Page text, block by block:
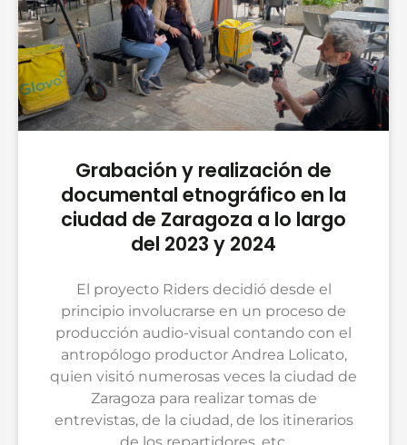
Grabación y realización de
documental etnográfico en la
ciudad de Zaragoza a lo largo
del 2023 y 2024
El proyecto Riders decidió desde el
principio involucrarse en un proceso de
producción audio-visual contando con el
antropólogo productor Andrea Lolicato,
quien visitó numerosas veces la ciudad de
Zaragoza para realizar tomas de
entrevistas, de la ciudad, de los itinerarios